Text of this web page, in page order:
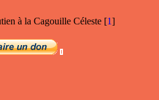
à la Cagouille Céleste [1]